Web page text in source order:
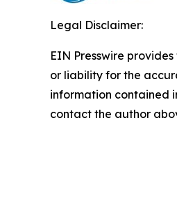
Legal Disclaimer:
EIN Presswire
or liability for the
information contained
contact the author